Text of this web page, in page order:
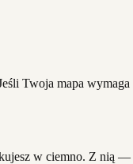
Twoja mapa
w ciemno. Z nią